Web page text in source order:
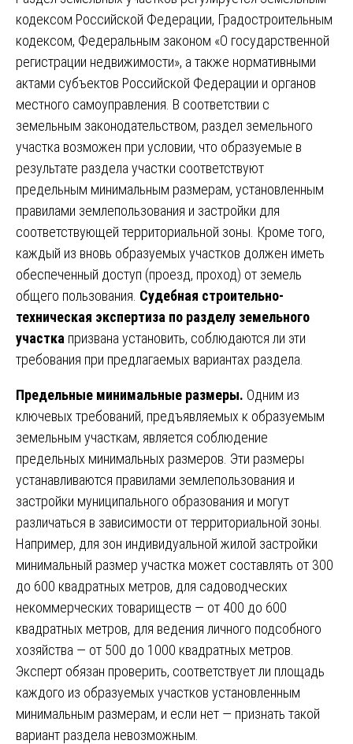
кодексом Российской Федерации, Градостроительным
кодексом, Федеральным законом «О государственной
регистрации недвижимости», а также нормативными
актами субъектов Российской Федерации и органов
местного самоуправления. В соответствии с
земельным законодательством, раздел земельного
участка возможен при условии, что образуемые в
результате раздела участки соответствуют
предельным минимальным размерам, установленным
правилами землепользования и застройки для
соответствующей территориальной зоны. Кроме того,
каждый из вновь образуемых участков должен иметь
обеспеченный доступ (проезд, проход) от земель
общего пользования. Судебная строительно-
техническая экспертиза по разделу земельного
участка призвана установить, соблюдаются ли эти
требования при предлагаемых вариантах раздела.
Предельные минимальные размеры. Одним из
ключевых требований, предъявляемых к образуемым
земельным участкам, является соблюдение
предельных минимальных размеров. Эти размеры
устанавливаются правилами землепользования и
застройки муниципального образования и могут
различаться в зависимости от территориальной зоны.
Например, для зон индивидуальной жилой застройки
минимальный размер участка может составлять от 300
до 600 квадратных метров, для садоводческих
некоммерческих товариществ — от 400 до 600
квадратных метров, для ведения личного подсобного
хозяйства — от 500 до 1000 квадратных метров.
Эксперт обязан проверить, соответствует ли площадь
каждого из образуемых участков установленным
минимальным размерам, и если нет — признать такой
вариант раздела невозможным.